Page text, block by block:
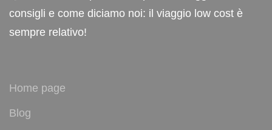
consigli e come diciamo noi: il viaggio low cost è
sempre relativo!
Home page
Blog